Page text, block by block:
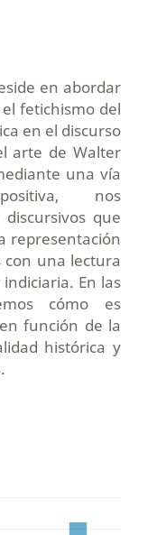
en abordar
fetichismo del
en el discurso
arte de Walter
una vía
nos
que
representación
con una lectura
En las
cómo es
función de la
histórica y